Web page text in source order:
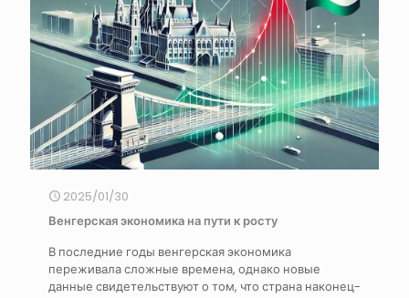
2025/01/30
Венгерская экономика на пути к росту
В последние годы венгерская экономика
переживала сложные времена, однако новые
данные свидетельствуют о том, что страна наконец-